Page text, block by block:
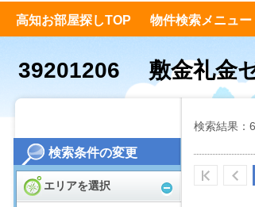
検索条件の変更
エリアを選択
高知お部屋探しTOP 物件検索メニュー
テキストデータ
39201206 敷金礼金
検索結果：